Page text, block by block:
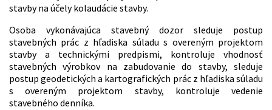
stavby na účely kolaudácie stavby.
Osoba vykonávajúca stavebný dozor sleduje postup
stavebných prác z hľadiska súladu s overeným projektom
stavby a technickými predpismi, kontroluje vhodnosť
stavebných výrobkov na zabudovanie do stavby, sleduje
postup geodetických a kartografických prác z hľadiska súladu
s overeným projektom stavby, kontroluje vedenie
stavebného denníka.